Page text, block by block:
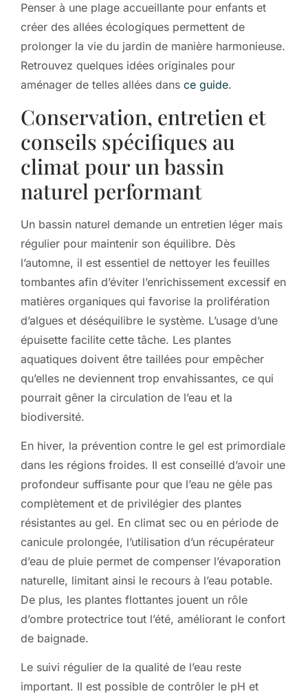
Penser à une plage accueillante pour enfants et
créer des allées écologiques permettent de
prolonger la vie du jardin de manière harmonieuse.
Retrouvez quelques idées originales pour
aménager de telles allées dans ce guide.
Conservation, entretien et
conseils spécifiques au
climat pour un bassin
naturel performant
Un bassin naturel demande un entretien léger mais
régulier pour maintenir son équilibre. Dès
l’automne, il est essentiel de nettoyer les feuilles
tombantes afin d’éviter l’enrichissement excessif en
matières organiques qui favorise la prolifération
d’algues et déséquilibre le système. L’usage d’une
épuisette facilite cette tâche. Les plantes
aquatiques doivent être taillées pour empêcher
qu’elles ne deviennent trop envahissantes, ce qui
pourrait gêner la circulation de l’eau et la
biodiversité.
En hiver, la prévention contre le gel est primordiale
dans les régions froides. Il est conseillé d’avoir une
profondeur suffisante pour que l’eau ne gèle pas
complètement et de privilégier des plantes
résistantes au gel. En climat sec ou en période de
canicule prolongée, l’utilisation d’un récupérateur
d’eau de pluie permet de compenser l’évaporation
naturelle, limitant ainsi le recours à l’eau potable.
De plus, les plantes flottantes jouent un rôle
d’ombre protectrice tout l’été, améliorant le confort
de baignade.
Le suivi régulier de la qualité de l’eau reste
important. Il est possible de contrôler le pH et